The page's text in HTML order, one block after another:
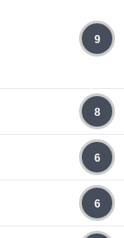
9
8
6
6